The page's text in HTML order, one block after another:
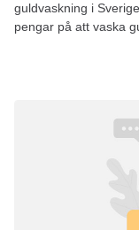
guldvaskning i
pengar på att vaska